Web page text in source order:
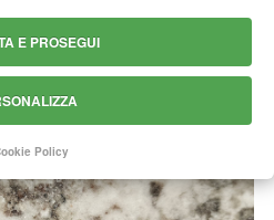
E PROSEGUI
Policy